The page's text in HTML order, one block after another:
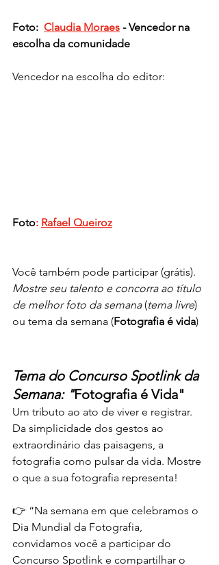
Foto: Claudia Moraes - Vencedor na
escolha da comunidade
Vencedor na escolha do editor:
Foto: Rafael Queiroz
Você também pode participar (grátis).
Mostre seu talento e concorra ao título
de melhor foto da semana (tema livre)
ou tema da semana (Fotografia é vida)
Tema do Concurso Spotlink da
Semana: "Fotografia é Vida"
Um tributo ao ato de viver e registrar.
Da simplicidade dos gestos ao
extraordinário das paisagens, a
fotografia como pulsar da vida. Mostre
o que a sua fotografia representa!
👉 “Na semana em que celebramos o
Dia Mundial da Fotografia,
convidamos você a participar do
Concurso Spotlink e compartilhar o